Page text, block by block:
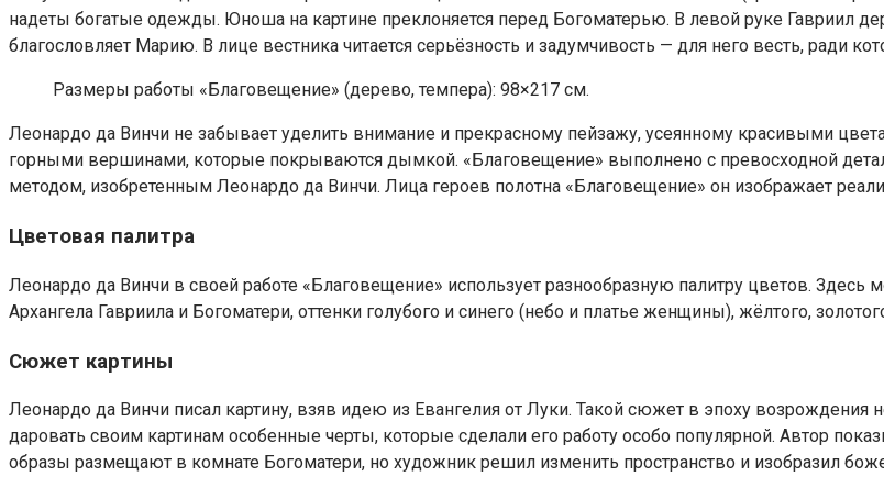
надеты богатые одежды. Юноша на картине преклоняется перед Богоматерью. В левой руке Гавриил
благословляет Марию. В лице вестника читается серьёзность и задумчивость — для него весть, ради
Размеры работы «Благовещение» (дерево, темпера): 98×217 см.
Леонардо да Винчи не забывает уделить внимание и прекрасному пейзажу, усеянному красивыми
горными вершинами, которые покрываются дымкой. «Благовещение» выполнено с превосходной
методом, изобретенным Леонардо да Винчи. Лица героев полотна «Благовещение» он изображает
Цветовая палитра
Леонардо да Винчи в своей работе «Благовещение» использует разнообразную палитру цветов. Здесь
Архангела Гавриила и Богоматери, оттенки голубого и синего (небо и платье женщины), жёлтого,
Сюжет картины
Леонардо да Винчи писал картину, взяв идею из Евангелия от Луки. Такой сюжет в эпоху
даровать своим картинам особенные черты, которые сделали его работу особо популярной. Автор
образы размещают в комнате Богоматери, но художник решил изменить пространство и изобразил